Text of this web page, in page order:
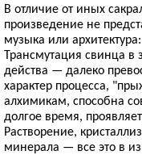
В отличие от иных
произведение не
музыка или
Трансмутация свинца в
действа — далеко
характер процесса,
алхимикам, способна
долгое время,
Растворение,
минерала — все это в